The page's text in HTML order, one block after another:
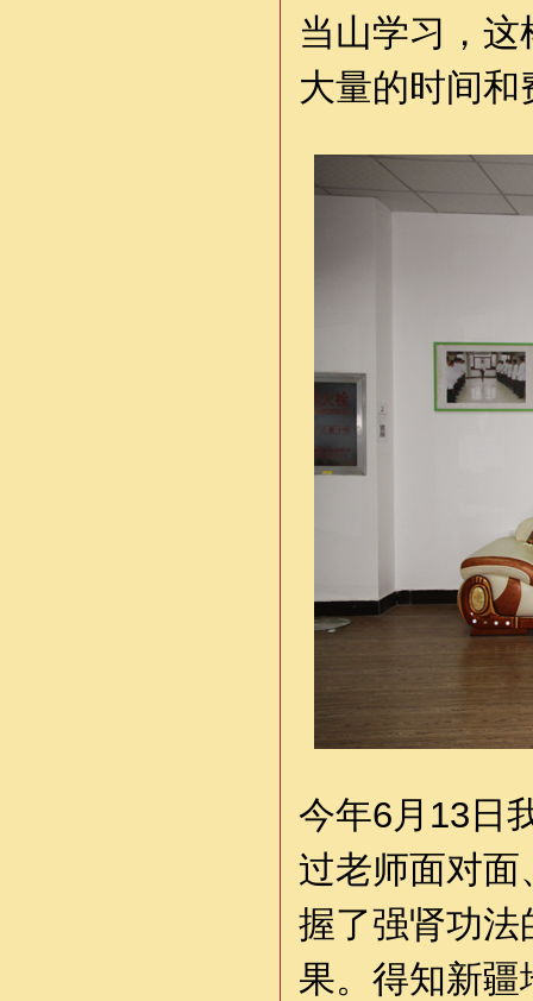
当山学习，
大量的时间和
今年6月13日
过老师面对面
握了强肾功法
果。得知新疆